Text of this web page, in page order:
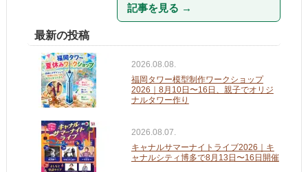
記事を見る →
最新の投稿
2026.08.08.
福岡タワー模型制作ワークショップ
2026｜8月10日〜16日、親子でオリジ
ナルタワー作り
2026.08.07.
キャナルサマーナイトライブ2026｜キ
ャナルシティ博多で8月13日〜16日開催